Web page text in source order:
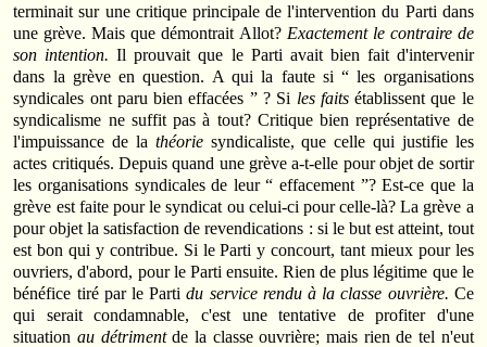
terminait sur une critique principale de l'intervention du Parti dans
une grève. Mais que démontrait Allot? Exactement le contraire de
son intention.Il prouvait que le Parti avait bien fait d'intervenir
dans la grève en question. A qui la faute si “ les organisations
syndicales ont paru bien effacées ” ? Si les faitsétablissent que le
syndicalisme ne suffit pas à tout? Critique bien représentative de
l'impuissance de la théorie syndicaliste, que celle qui justifie les
actes critiqués. Depuis quand une grève a-t-elle pour objet de sortir
les organisations syndicales de leur “ effacement ”? Est-ce que la
grève est faite pour le syndicat ou celui-ci pour celle-là? La grève a
pour objet la satisfaction de revendications : si le but est atteint, tout
est bon qui y contribue. Si le Parti y concourt, tant mieux pour les
ouvriers, d'abord, pour le Parti ensuite. Rien de plus légitime que le
bénéfice tiré par le Partidu service rendu à la classe ouvrière. Ce
qui serait condamnable, c'est une tentative de profiter d'une
situation au détrimentde la classe ouvrière; mais rien de tel n'eut